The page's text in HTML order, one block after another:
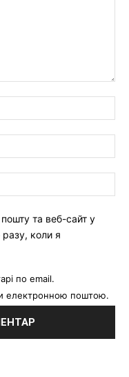
та веб-сайт у
коли я
по email.
електронною поштою.